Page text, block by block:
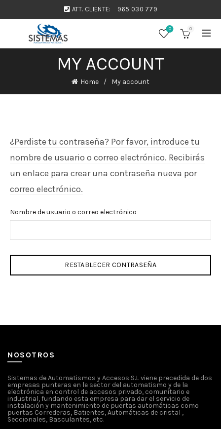
ATT. CLIENTE: 965 030 779
0 0
MY ACCOUNT
Home My account
¿Perdiste tu contraseña? Por favor, introduce tu
nombre de usuario o correo electrónico. Recibirás
un enlace para crear una contraseña nueva por
correo electrónico.
Nombre de usuario o correo electrónico
RESTABLECER CONTRASEÑA
NOSOTROS
Sistemas de Automatismos y Accesos S.L viene precedida de dos
empresas punteras en le sector del automatismo y de la
electrónica en control de accesos privado, comunitario e
industrial, fundando esta empresa para dar el servicio de
instalación y mantenimiento de puertas automáticas como
puertas Correderas, Batientes, Automáticas de cristal ,
Seccionales, Basculantes, etc.